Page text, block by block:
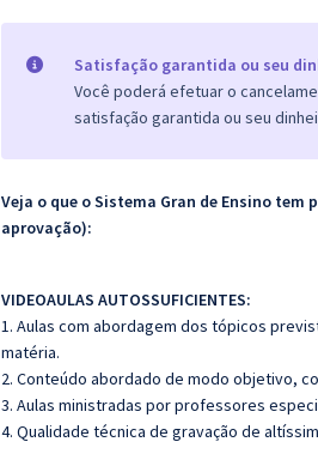
Satisfação garantida ou seu
Você poderá efetuar o
satisfação garantida ou seu
Veja o que o Sistema Gran de Ensino
aprovação):
VIDEOAULAS AUTOSSUFICIENTES:
1. Aulas com abordagem dos tópicos
matéria.
2. Conteúdo abordado de modo objetivo,
3. Aulas ministradas por professores
4. Qualidade técnica de gravação de